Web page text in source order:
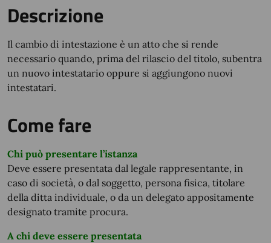
Descrizione
Il cambio di intestazione è un atto che si rende
necessario quando, prima del rilascio del titolo, subentra
un nuovo intestatario oppure si aggiungono nuovi
intestatari.
Come fare
Chi può presentare l’istanza
Deve essere presentata dal legale rappresentante, in
caso di società, o dal soggetto, persona fisica, titolare
della ditta individuale, o da un delegato appositamente
designato tramite procura.
A chi deve essere presentata